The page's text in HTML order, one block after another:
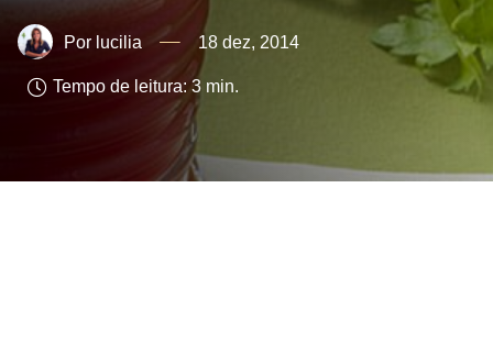
lucilia 18 dez, 2014
Tempo de leitura: 3 min.